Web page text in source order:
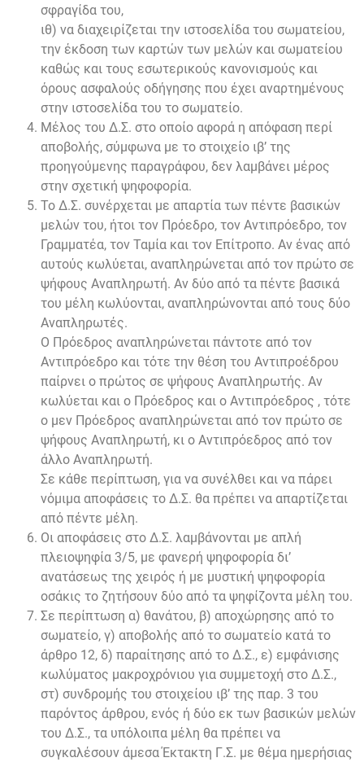
σφραγίδα του,
ιθ) να διαχειρίζεται την ιστοσελίδα του σωματείου,
την έκδοση των καρτών των μελών και σωματείου
καθώς και τους εσωτερικούς κανονισμούς και
όρους ασφαλούς οδήγησης που έχει αναρτημένους
στην ιστοσελίδα του το σωματείο.
Μέλος του Δ.Σ. στο οποίο αφορά η απόφαση περί
αποβολής, σύμφωνα με το στοιχείο ιβ’ της
προηγούμενης παραγράφου, δεν λαμβάνει μέρος
στην σχετική ψηφοφορία.
Το Δ.Σ. συνέρχεται με απαρτία των πέντε βασικών
μελών του, ήτοι τον Πρόεδρο, τον Αντιπρόεδρο, τον
Γραμματέα, τον Ταμία και τον Επίτροπο. Αν ένας από
αυτούς κωλύεται, αναπληρώνεται από τον πρώτο σε
ψήφους Αναπληρωτή. Αν δύο από τα πέντε βασικά
του μέλη κωλύονται, αναπληρώνονται από τους δύο
Αναπληρωτές.
Ο Πρόεδρος αναπληρώνεται πάντοτε από τον
Αντιπρόεδρο και τότε την θέση του Αντιπροέδρου
παίρνει ο πρώτος σε ψήφους Αναπληρωτής. Αν
κωλύεται και ο Πρόεδρος και ο Αντιπρόεδρος , τότε
ο μεν Πρόεδρος αναπληρώνεται από τον πρώτο σε
ψήφους Αναπληρωτή, κι ο Αντιπρόεδρος από τον
άλλο Αναπληρωτή.
Σε κάθε περίπτωση, για να συνέλθει και να πάρει
νόμιμα αποφάσεις το Δ.Σ. θα πρέπει να απαρτίζεται
από πέντε μέλη.
Οι αποφάσεις στο Δ.Σ. λαμβάνονται με απλή
πλειοψηφία 3/5, με φανερή ψηφοφορία δι’
ανατάσεως της χειρός ή με μυστική ψηφοφορία
οσάκις το ζητήσουν δύο από τα ψηφίζοντα μέλη του.
Σε περίπτωση α) θανάτου, β) αποχώρησης από το
σωματείο, γ) αποβολής από το σωματείο κατά το
άρθρο 12, δ) παραίτησης από το Δ.Σ., ε) εμφάνισης
κωλύματος μακροχρόνιου για συμμετοχή στο Δ.Σ.,
στ) συνδρομής του στοιχείου ιβ’ της παρ. 3 του
παρόντος άρθρου, ενός ή δύο εκ των βασικών μελών
του Δ.Σ., τα υπόλοιπα μέλη θα πρέπει να
συγκαλέσουν άμεσα Έκτακτη Γ.Σ. με θέμα ημερήσιας